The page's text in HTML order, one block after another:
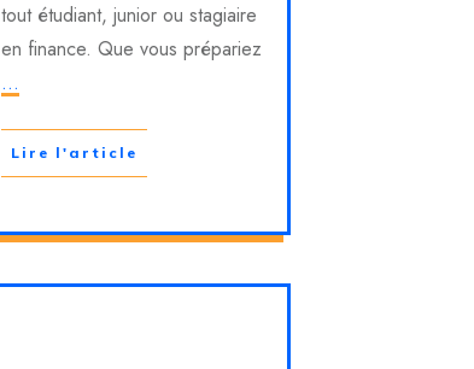
tout étudiant, junior ou stagiaire
en finance. Que vous prépariez
...
Lire l'article